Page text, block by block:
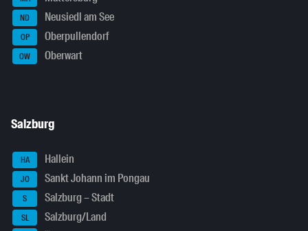
ND Neusiedl am See
OP Oberpullendorf
OW Oberwart
Salzburg
HA Hallein
JO Sankt Johann im Pongau
S Salzburg – Stadt
SL Salzburg/Land